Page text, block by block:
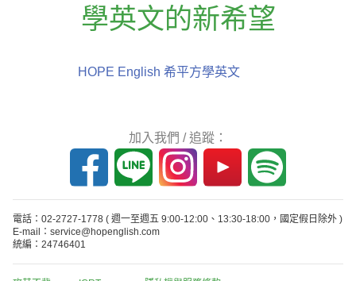
學英文的新希望
HOPE English 希平方學英文
加入我們 / 追蹤：
電話：02-2727-1778 ( 週一至週五 9:00-12:00、13:30-18:00，國定假日除外 )
E-mail：service@hopenglish.com
統編：24746401